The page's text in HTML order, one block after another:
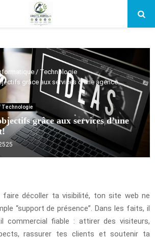
/ Technologie
grâce aux services d’une agence
Technologie
grâce aux services d’une
faire décoller ta visibilité, ton site web ne
“support de présence”. Dans les faits, il
commercial fiable : attirer des visiteurs,
rassurer tes clients et soutenir ta